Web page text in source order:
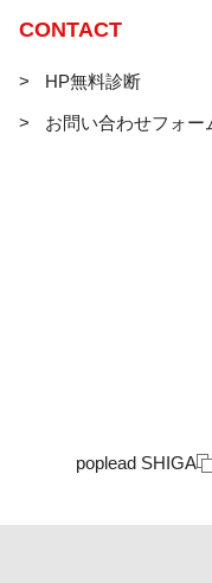
CONTACT
HP無料診断
お問い合わせフォー
poplead SHIGA